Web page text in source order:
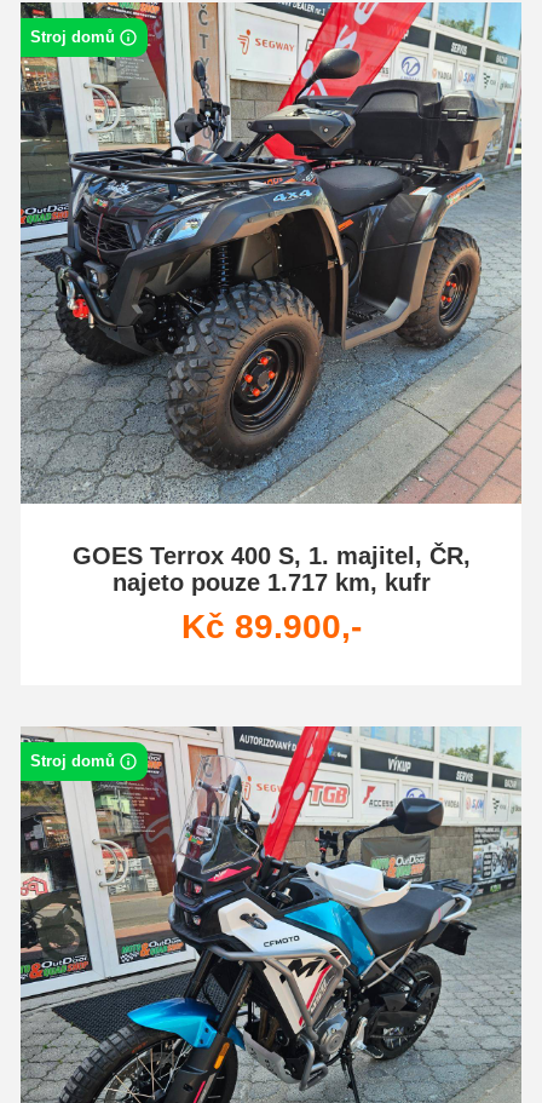
Stroj domů
GOES Terrox 400 S, 1. majitel, ČR,
najeto pouze 1.717 km, kufr
Kč 89.900,-
Stroj domů